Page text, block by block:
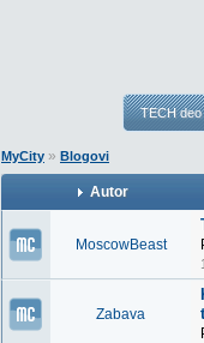
TECH deo
MyCity » Blogovi
Autor
MoscowBeast
Zabava